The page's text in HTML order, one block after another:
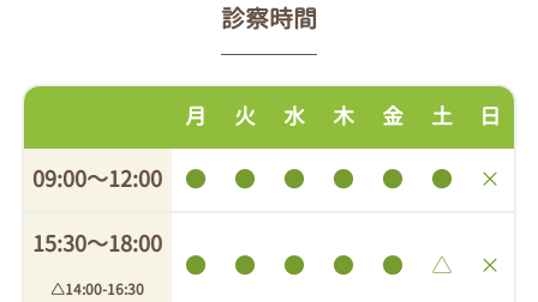
診察時間
月 火 水 木 金 土 日
09:00〜12:00 ● ● ● ● ● ● ×
15:30〜18:00
△14:00-16:30
● ● ● ● ● △ ×